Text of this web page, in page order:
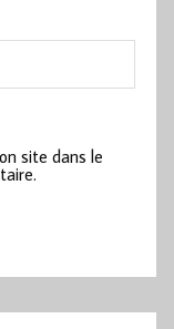
site dans le